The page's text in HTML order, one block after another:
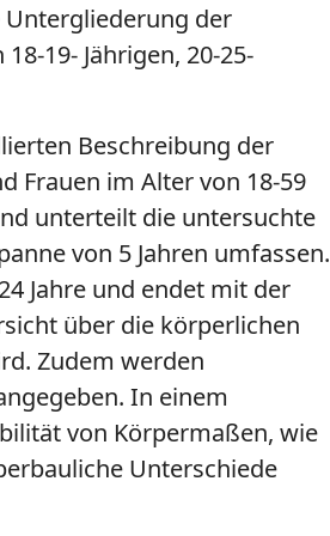
der
19- Jährigen, 20-25-
Beschreibung der
Frauen im Alter von 18-59
unterteilt die untersuchte
von 5 Jahren umfassen.
Jahre und endet mit der
über die körperlichen
Zudem werden
In einem
von Körpermaßen, wie
Unterschiede